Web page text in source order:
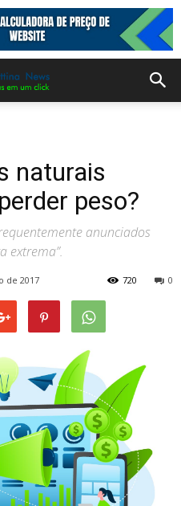
naturais
peso?
anunciados
extrema”.
de 2017 0
720